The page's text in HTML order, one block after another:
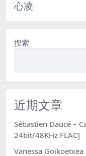
心凌
搜索
近期文章
Sébastien Daucé –
24bit/48KHz FLAC]
Vanessa Goikoetxea